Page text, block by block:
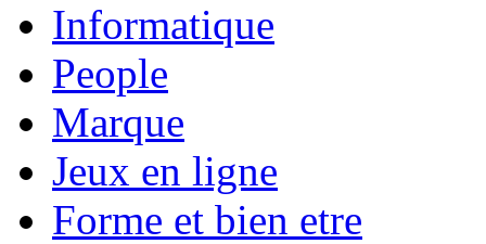
Informatique
People
Marque
Jeux en ligne
Forme et bien etre